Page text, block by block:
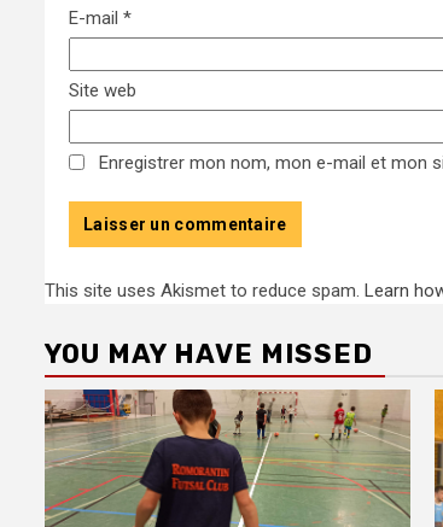
E-mail *
Site web
Enregistrer mon nom, mon e-mail et mon
This site uses Akismet to reduce spam. Learn
YOU MAY HAVE MISSED